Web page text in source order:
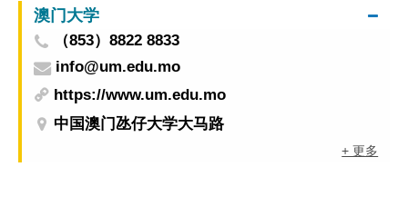
澳门大学
（853）8822 8833
info@um.edu.mo
https://www.um.edu.mo
中国澳门氹仔大学大马路
+ 更多